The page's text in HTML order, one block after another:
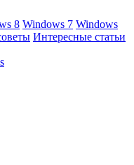
8 Windows 7 Windows
Интересные статьи